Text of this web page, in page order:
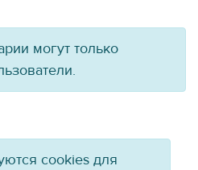
могут только
cookies для